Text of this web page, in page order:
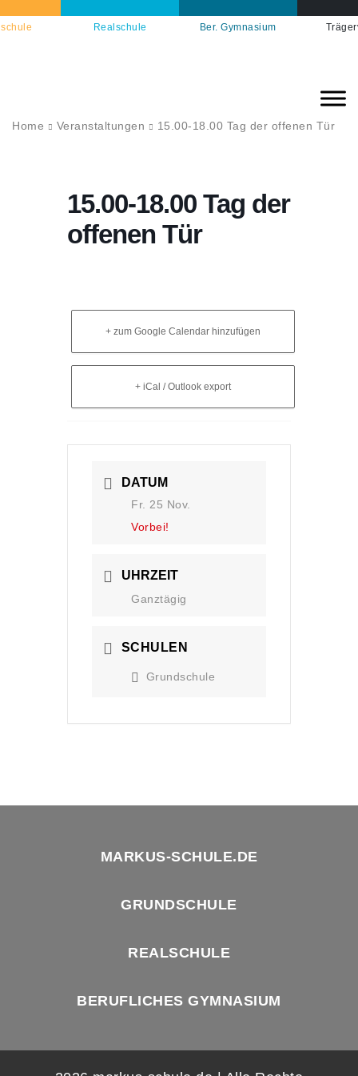
Realschule Ber. Gymnasium
Home Veranstaltungen 15.00-18.00 Tag der offenen Tür
15.00-18.00 Tag der
offenen Tür
+ zum Google Calendar hinzufügen
+ iCal / Outlook export
DATUM
Fr. 25 Nov.
Vorbei!
UHRZEIT
Ganztägig
SCHULEN
Grundschule
MARKUS-SCHULE.DE
GRUNDSCHULE
REALSCHULE
BERUFLICHES GYMNASIUM